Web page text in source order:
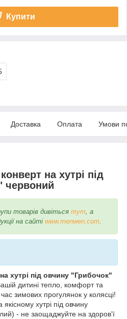
Купити
Доставка Оплата Умови
на хутрі під
червоний
товарів дивіться тут, а
на сайті www.menwen.com.
хутрі під овчину "Грибочок"
дитині тепло, комфорт та
зимових прогулянок у колясці!
хутрі під овчину
- не заощаджуйте на здоров'ї